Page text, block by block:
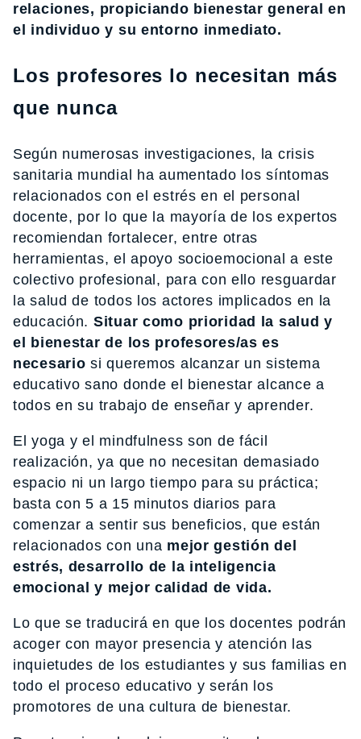
relaciones, propiciando bienestar general en
el individuo y su entorno inmediato.
Los profesores lo necesitan más
que nunca
Según numerosas investigaciones, la crisis
sanitaria mundial ha aumentado los síntomas
relacionados con el estrés en el personal
docente, por lo que la mayoría de los expertos
recomiendan fortalecer, entre otras
herramientas, el apoyo socioemocional a este
colectivo profesional, para con ello resguardar
la salud de todos los actores implicados en la
educación. Situar como prioridad la salud y
el bienestar de los profesores/as es
necesario si queremos alcanzar un sistema
educativo sano donde el bienestar alcance a
todos en su trabajo de enseñar y aprender.
El yoga y el mindfulness son de fácil
realización, ya que no necesitan demasiado
espacio ni un largo tiempo para su práctica;
basta con 5 a 15 minutos diarios para
comenzar a sentir sus beneficios, que están
relacionados con una mejor gestión del
estrés, desarrollo de la inteligencia
emocional y mejor calidad de vida.
Lo que se traducirá en que los docentes podrán
acoger con mayor presencia y atención las
inquietudes de los estudiantes y sus familias en
todo el proceso educativo y serán los
promotores de una cultura de bienestar.